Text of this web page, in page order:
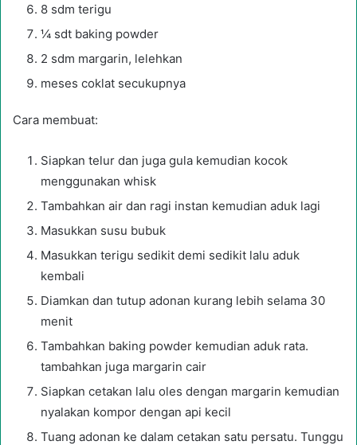
8 sdm terigu
¼ sdt baking powder
2 sdm margarin, lelehkan
meses coklat secukupnya
Cara membuat:
Siapkan telur dan juga gula kemudian kocok
menggunakan whisk
Tambahkan air dan ragi instan kemudian aduk lagi
Masukkan susu bubuk
Masukkan terigu sedikit demi sedikit lalu aduk
kembali
Diamkan dan tutup adonan kurang lebih selama 30
menit
Tambahkan baking powder kemudian aduk rata.
tambahkan juga margarin cair
Siapkan cetakan lalu oles dengan margarin kemudian
nyalakan kompor dengan api kecil
Tuang adonan ke dalam cetakan satu persatu. Tunggu